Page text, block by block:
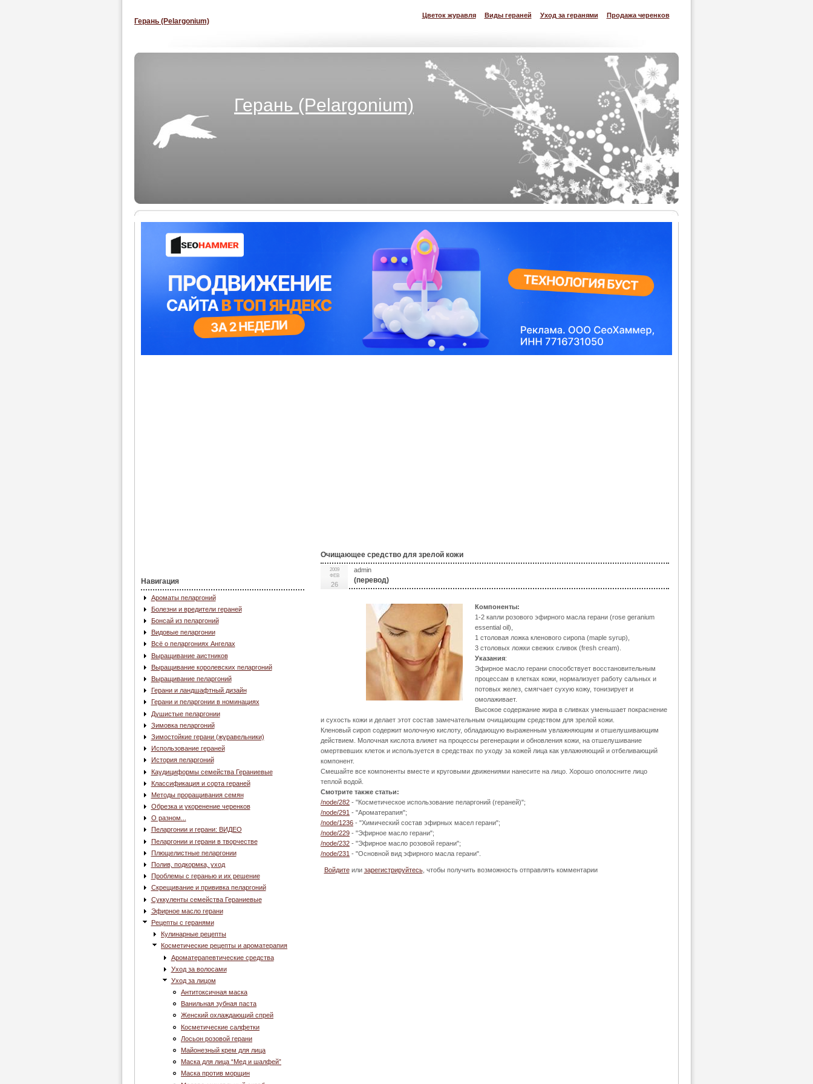
Цветок журавля Виды гераней Уход за геранями Продажа черенков
Герань (Pelargonium)
Герань (Pelargonium)
Навигация
Ароматы пеларгоний
Болезни и вредители гераней
Бонсай из пеларгоний
Видовые пеларгонии
Всё о пеларгониях Ангелах
Выращивание аистников
Выращивание королевских пеларгоний
Выращивание пеларгоний
Герани и ландшафтный дизайн
Герани и пеларгонии в номинациях
Душистые пеларгонии
Зимовка пеларгоний
Зимостойкие герани (журавельники)
Использование гераней
История пеларгоний
Каудициформы семейства Гераниевые
Классификация и сорта гераней
Методы проращивания семян
Обрезка и укоренение черенков
О разном...
Пеларгонии и герани: ВИДЕО
Пеларгонии и герани в творчестве
Плющелистные пеларгонии
Полив, подкормка, уход
Проблемы с геранью и их решение
Скрещивание и прививка пеларгоний
Суккуленты семейства Гераниевые
Эфирное масло герани
Рецепты с геранями
Кулинарные рецепты
Косметические рецепты и ароматерапия
Ароматерапевтические средства
Уход за волосами
Уход за лицом
Антитоксичная маска
Ванильная зубная паста
Женский охлаждающий спрей
Косметические салфетки
Лосьон розовой герани
Майонезный крем для лица
Маска для лица “Мед и шалфей”
Маска против морщин
Очищающее средство для зрелой кожи
2009
ФЕВ
26
admin
(перевод)
Компоненты:
1-2 капли розового эфирного масла герани (rose geranium
essential oil),
1 столовая ложка кленового сиропа (maple syrup),
3 столовых ложки свежих сливок (fresh cream).
Указания:
Эфирное масло герани способствует восстановительным
процессам в клетках кожи, нормализует работу сальных и
потовых желез, смягчает сухую кожу, тонизирует и
омолаживает.
Высокое содержание жира в сливках уменьшает покраснение
и сухость кожи и делает этот состав замечательным очищающим средством для зрелой кожи.
Кленовый сироп содержит молочную кислоту, обладающую выраженным увлажняющим и отшелушивающим
действием. Молочная кислота влияет на процессы регенерации и обновления кожи, на отшелушивание
омертвевших клеток и используется в средствах по уходу за кожей лица как увлажняющий и отбеливающий
компонент.
Смешайте все компоненты вместе и круговыми движениями нанесите на лицо. Хорошо ополосните лицо
теплой водой.
Смотрите также статьи:
/node/282 - "Косметическое использование пеларгоний (гераней)";
/node/291 - "Ароматерапия";
/node/1236 - "Химический состав эфирных масел герани";
/node/229 - "Эфирное масло герани";
/node/232 - "Эфирное масло розовой герани";
/node/231 - "Основной вид эфирного масла герани".
Войдитеили зарегистрируйтесь, чтобы получить возможность отправлять комментарии